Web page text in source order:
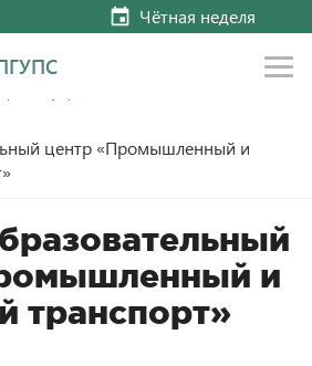
Чётная неделя
управления
центр «Промышленный и
и
транспорт»